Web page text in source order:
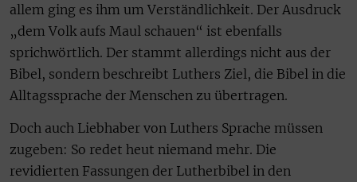
allem ging es ihm um Verständlichkeit. Der Ausdruck
„dem Volk aufs Maul schauen“ ist ebenfalls
sprichwörtlich. Der stammt allerdings nicht aus der
Bibel, sondern beschreibt Luthers Ziel, die Bibel in die
Alltagssprache der Menschen zu übertragen.
Doch auch Liebhaber von Luthers Sprache müssen
zugeben: So redet heut niemand mehr. Die
revidierten Fassungen der Lutherbibel in den